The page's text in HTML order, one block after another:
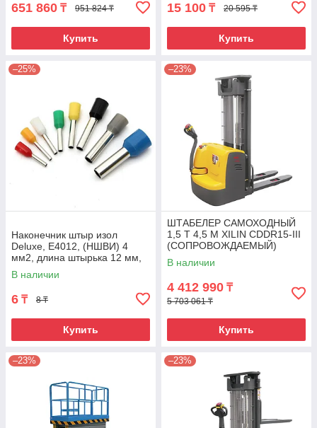
651 860 ₸ 951 824 ₸
Купить
15 100 ₸ 20 595 ₸
Купить
–25%
Наконечник штыр изол
Deluxe, Е4012, (НШВИ) 4
мм2, длина штырька 12 мм,
(1000 шт/упак)
В наличии
6 ₸ 8 ₸
Купить
–23%
ШТАБЕЛЕР САМОХОДНЫЙ
1,5 Т 4,5 М XILIN CDDR15-III
(СОПРОВОЖДАЕМЫЙ)
В наличии
4 412 990 ₸
5 703 061 ₸
Купить
–23% –23%